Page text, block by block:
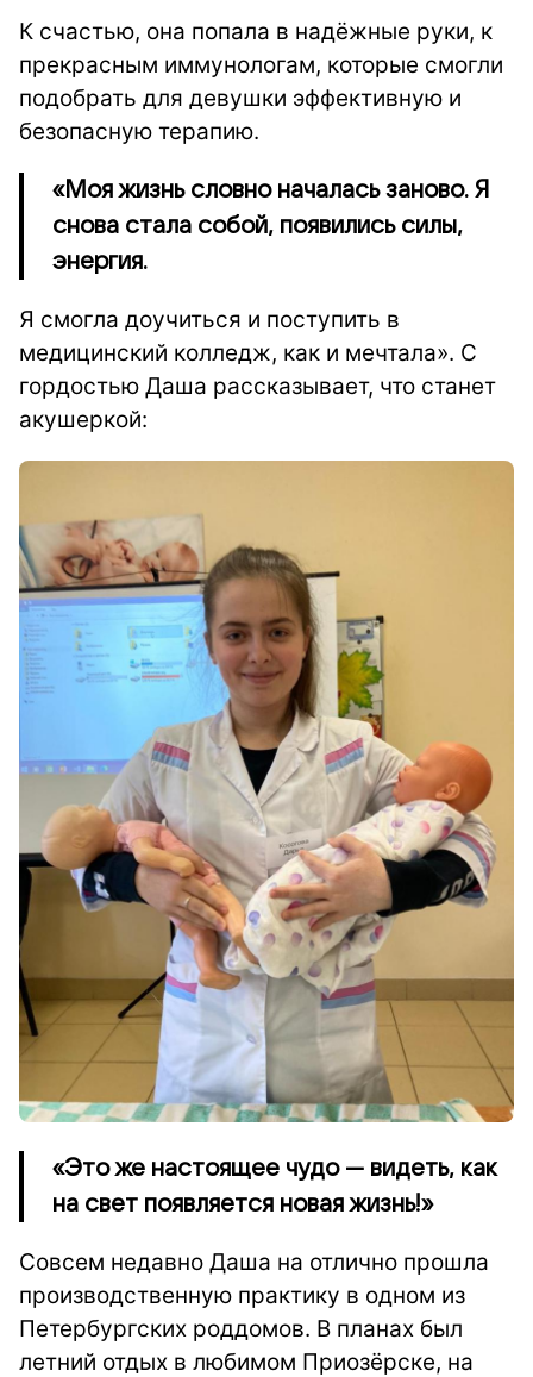
К счастью, она попала в надёжные руки, к
прекрасным иммунологам, которые смогли
подобрать для девушки эффективную и
безопасную терапию.
«Моя жизнь словно началась заново. Я
снова стала собой, появились силы,
энергия.
Я смогла доучиться и поступить в
медицинский колледж, как и мечтала». С
гордостью Даша рассказывает, что станет
акушеркой:
«Это же настоящее чудо — видеть, как
на свет появляется новая жизнь!»
Совсем недавно Даша на отлично прошла
производственную практику в одном из
Петербургских роддомов. В планах был
летний отдых в любимом Приозёрске, на